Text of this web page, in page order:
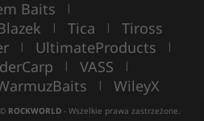
Baits |
| Tica | Tiross
| UltimateProducts |
| VASS |
| WileyX
ROCKWORLD - Wszelkie prawa zastrzeżone.